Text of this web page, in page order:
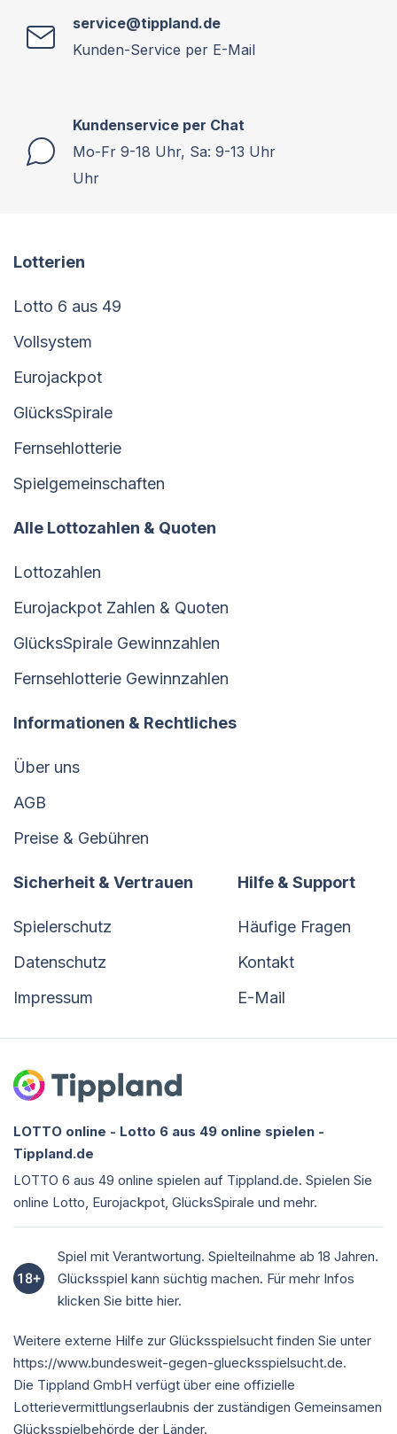
service@tippland.de
Kunden-Service per E-Mail
Kundenservice per Chat
Mo-Fr 9-18 Uhr, Sa: 9-13 Uhr
Uhr
Lotterien
Lotto 6 aus 49
Vollsystem
Eurojackpot
GlücksSpirale
Fernsehlotterie
Spielgemeinschaften
Alle Lottozahlen & Quoten
Lottozahlen
Eurojackpot Zahlen & Quoten
GlücksSpirale Gewinnzahlen
Fernsehlotterie Gewinnzahlen
Informationen & Rechtliches
Über uns
AGB
Preise & Gebühren
Sicherheit & Vertrauen
Spielerschutz
Datenschutz
Impressum
Hilfe & Support
Häufige Fragen
Kontakt
E-Mail
LOTTO online - Lotto 6 aus 49 online spielen -
Tippland.de
LOTTO 6 aus 49 online spielen auf Tippland.de. Spielen Sie
online Lotto, Eurojackpot, GlücksSpirale und mehr.
Spiel mit Verantwortung. Spielteilnahme ab 18 Jahren.
Glücksspiel kann süchtig machen. Für mehr Infos
klicken Sie bitte hier.
Weitere externe Hilfe zur Glücksspielsucht finden Sie unter
https://www.bundesweit-gegen-gluecksspielsucht.de.
Die Tippland GmbH verfügt über eine offizielle
Lotterievermittlungserlaubnis der zuständigen Gemeinsamen
Glücksspielbehörde der Länder.